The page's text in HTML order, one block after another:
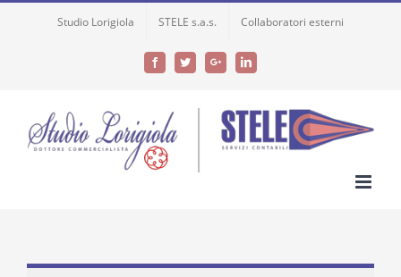
Studio Lorigiola STELE s.a.s. Collaboratori esterni
FacebookTwitterGoogle+LinkedIn